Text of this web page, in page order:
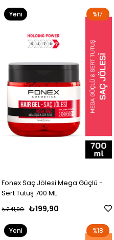
Fonex Saç Jölesi Mega Güçlü -
Sert Tutuş 700 ML
₺199,90
₺241,90
%17
Yeni
%18
Yeni